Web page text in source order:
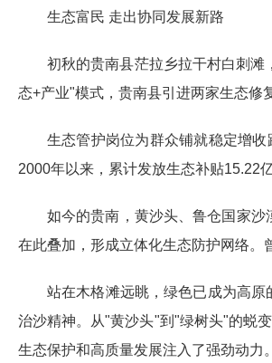
生态富民 走出协同发展新路
初秋的贵南县茫拉乡拉干村白刺
态+产业"模式，贵南县引进两家生态修
生态管护岗位为群众铺就稳定增
2000年以来，累计发放生态补贴15.22
如今的贵南，黄沙头、鲁仓国家
在此叠加，形成立体化生态防护网络
站在木格滩远眺，绿色已成为高
治沙精神。从"黄沙头"到"绿树头"的蜕
生态保护和高质量发展注入了强劲动力。